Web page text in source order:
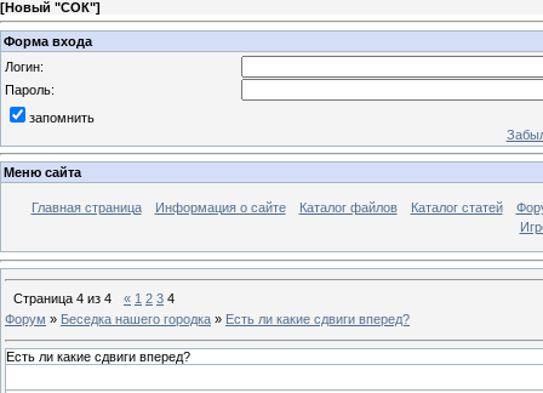
[Новый "СОК"]
Форма входа
Логин:
Пароль:
запомнить
Меню сайта
Главная страница Информация о сайте Каталог файлов Каталог статей
Страница 4 из 4 « 1 2 3 4
Форум » Беседка нашего городка » Есть ли какие сдвиги вперед?
Есть ли какие сдвиги вперед?